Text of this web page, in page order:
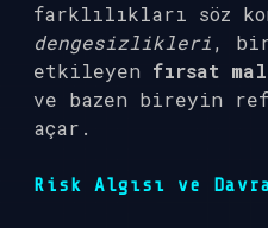
farklılıkları söz
dengesizlikleri,
etkileyen fırsat
ve bazen bireyin
açar.
Risk Algısı ve